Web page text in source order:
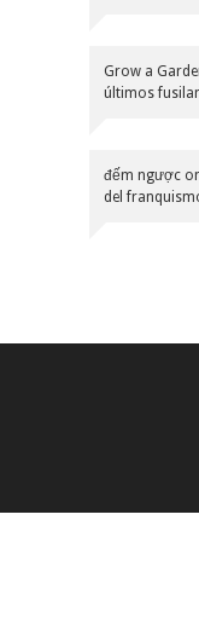
Grow a
últimos
đếm ngược
del